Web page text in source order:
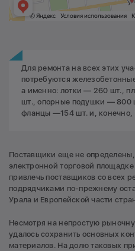
Для ремонта на всех этих
потребуются
а именно: лотки — 260 шт.,
шт., опорные подушки — 800
фланцы —154 шт. и, конечно,
Поставщики еще не определены,
электронной торговой площадке
привлечь поставщиков со всех
подрядчиками по-прежнему
Урала и Европейской части
Несмотря на непростую
удалось сохранить основных
материалов. На долю таковых